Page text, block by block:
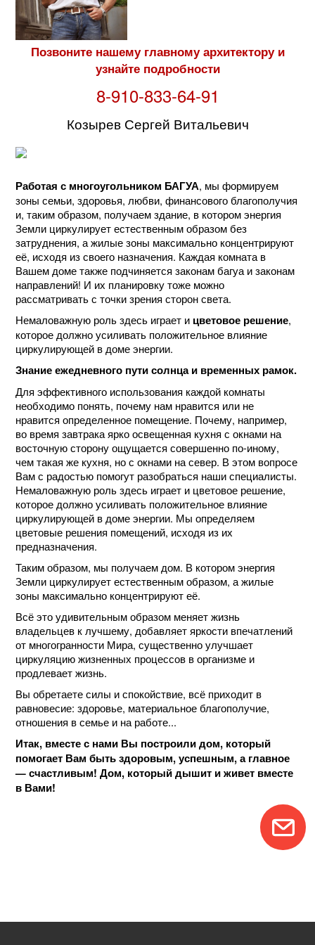
Позвоните нашему главному архитектору и
узнайте подробности
8-910-833-64-91
Козырев Сергей Витальевич
Работая с многоугольником БАГУА, мы формируем
зоны семьи, здоровья, любви, финансового благополучия
и, таким образом, получаем здание, в котором энергия
Земли циркулирует естественным образом без
затруднения, а жилые зоны максимально концентрируют
её, исходя из своего назначения. Каждая комната в
Вашем доме также подчиняется законам багуа и законам
направлений! И их планировку тоже можно
рассматривать с точки зрения сторон света.
Немаловажную роль здесь играет и цветовое решение,
которое должно усиливать положительное влияние
циркулирующей в доме энергии.
Знание ежедневного пути солнца и временных рамок.
Для эффективного использования каждой комнаты
необходимо понять, почему нам нравится или не
нравится определенное помещение. Почему, например,
во время завтрака ярко освещенная кухня с окнами на
восточную сторону ощущается совершенно по-иному,
чем такая же кухня, но с окнами на север. В этом вопросе
Вам с радостью помогут разобраться наши специалисты.
Немаловажную роль здесь играет и цветовое решение,
которое должно усиливать положительное влияние
циркулирующей в доме энергии. Мы определяем
цветовые решения помещений, исходя из их
предназначения.
Таким образом, мы получаем дом. В котором энергия
Земли циркулирует естественным образом, а жилые
зоны максимально концентрируют её.
Всё это удивительным образом меняет жизнь
владельцев к лучшему, добавляет яркости впечатлений
от многогранности Мира, существенно улучшает
циркуляцию жизненных процессов в организме и
продлевает жизнь.
Вы обретаете силы и спокойствие, всё приходит в
равновесие: здоровье, материальное благополучие,
отношения в семье и на работе...
Итак, вместе с нами Вы построили дом, который
помогает Вам быть здоровым, успешным, а главное
— счастливым! Дом, который дышит и живет вместе
в Вами!